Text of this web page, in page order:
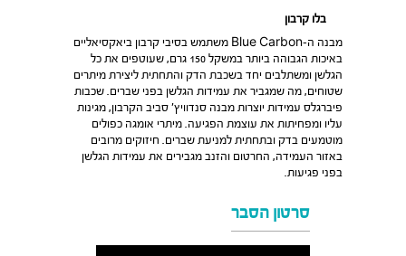
בלו קרבון
מבנה ה-Blue Carbon משתמש בסיבי קרבון ביאקסיאליים
באיכות הגבוהה ביותר במשקל 150 גרם, שעוטפים את כל
הגלשן ומשתלבים יחד בשכבת הדק והתחתית ליצירת מיתרים
שטוחים, מה שמגביר את עמידות הגלשן בפני שברים. שכבות
פיברגלס עמידות יוצרות מבנה סנדוויץ’ סביב הקרבון, מגינות
עליו ומפחיתות את עוצמת הפגיעה. מיתרי אומגה כפולים
מוטמעים בדק ובתחתית למניעת שברים. חיזוקים מרובים
באזור העמידה, החרטום והזנב מגבירים את עמידות הגלשן
בפני פגיעות.
סרטון הסבר